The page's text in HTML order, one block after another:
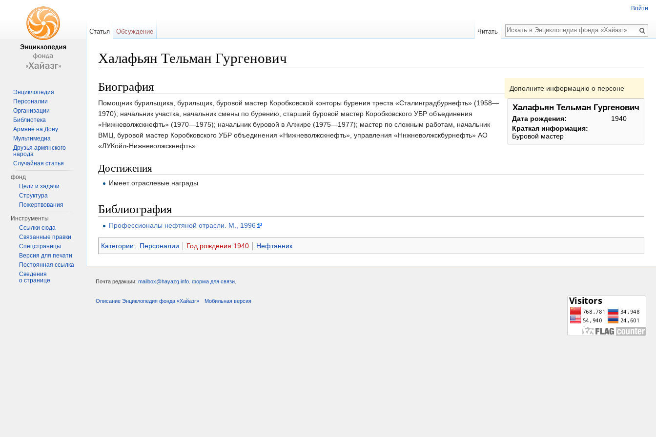
Халафьян Тельман Гургенович
Дополните информацию о персоне
Халафьян Тельман Гургенович
Дата рождения:
1940
Краткая информация:
Буровой мастер
Биография
Помощник бурильщика, бурильщик, буровой мастер Коробковской конторы бурения треста «Сталинградбурнефть» (1958—
1970); начальник участка, начальник смены по бурению, старший буровой мастер Коробковского УБР объединения
«Нижневолжскнефть» (1970—1975); начальник буровой в Алжире (1975—1977); мастер по сложным работам, начальник
ВМЦ, буровой мастер Коробковского УБР объединения «Нижневолжскнефть», управления «Ннжневолжскбурнефть» АО
«ЛУКойл-Нижневолжскнефть».
Достижения
Имеет отраслевые награды
Библиография
Профессионалы нефтяной отрасли. М., 1996
Категории: Персоналии Год рождения:1940 Нефтянник
Войти
Статья Обсуждение Читать
Поиск
Энциклопедия
Персоналии
Организации
Библиотека
Армяне на Дону
Мультимедиа
Друзья армянского
народа
Случайная статья
фонд
Цели и задачи
Структура
Пожертвования
Инструменты
Ссылки сюда
Связанные правки
Спецстраницы
Версия для печати
Постоянная ссылка
Сведения
о странице
Почта редакции: mailbox@hayazg.info форма для связи
Описание Энциклопедия фонда «Хайазг» Мобильная версия